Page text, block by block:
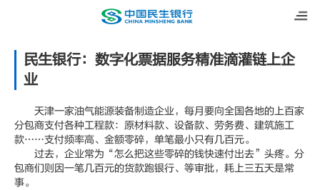
民生银行：数字化票据服务精准滴灌链上企
业
天津一家油气能源装备制造企业，每月要向全国各地的上百家
分包商支付各种工程款：原材料款、设备款、劳务费、建筑施工
款……支付频率高、金额零碎，单笔最小只有几百元。
过去，企业常为“怎么把这些零碎的钱快速付出去”头疼。分
包商们则因一笔几百元的货款跑银行、等审批，耗上三五天是常
事。